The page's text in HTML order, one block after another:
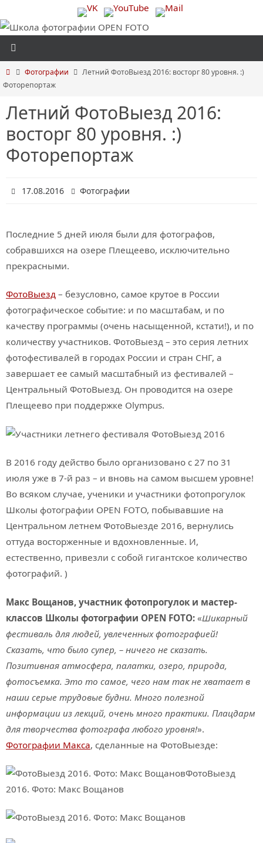
к
содержимому
Главная
Фотографии
Летний ФотоВыезд 2016: восторг 80 уровня. :)
Фоторепортаж
Летний ФотоВыезд 2016:
восторг 80 уровня. :)
Фоторепортаж
17.08.2016 Фотографии
Последние 5 дней июля были для фотографов,
собравшихся на озере Плещеево, исключительно
прекрасными.
ФотоВыезд – безусловно, самое крутое в России
фотографическое событие: и по масштабам, и по
качеству программы (очень насыщенной, кстати!), и по
количеству участников. ФотоВыезд – это серия летних
фотофестивалей в городах России и стран СНГ, а
завершает ее самый масштабный из фестивалей –
Центральный ФотоВыезд. Он проводится на озере
Плещеево при поддержке Olympus.
В 2016 году действо было организовано с 27 по 31
июля уже в 7-й раз – и вновь на самом высшем уровне!
Во всяком случае, ученики и участники фотопрогулок
Школы фотографии OPEN FOTO, побывавшие на
Центральном летнем ФотоВыезде 2016, вернулись
оттуда восторженные и вдохновленные. И,
естественно, привезли с собой гигантское количество
фотографий. )
Макс Вощанов, участник фотопрогулок и мастер-
классов Школы фотографии OPEN FOTO: «Шикарный
фестиваль для людей, увлеченных фотографией!
Сказать, что было супер, – ничего не сказать.
Позитивная атмосфера, палатки, озеро, природа,
фотосъемка. Это то самое, чего нам так не хватает в
наши серые трудовые будни. Много полезной
информации из лекций, очень много практики. Плацдарм
для творчества фотографа любого уровня!».
Фотографии Макса, сделанные на ФотоВыезде: